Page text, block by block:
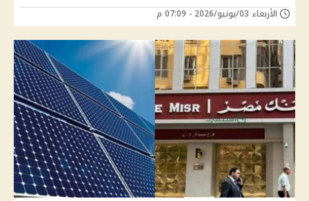
الأربعاء 03/يونيو/2026 - 07:09 م